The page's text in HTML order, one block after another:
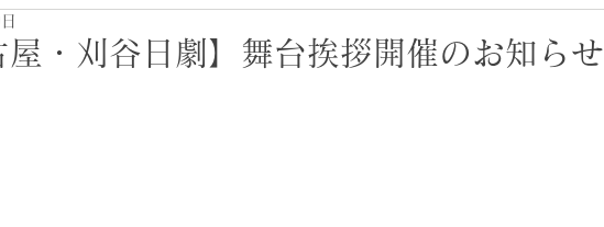
屋・刈谷日劇】舞台挨拶開催のお知らせ